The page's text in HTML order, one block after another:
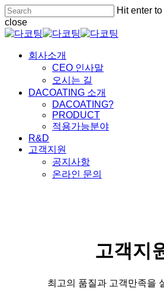
Skip
to
main
content
Hit enter
close
Close
Menu
회사소개
CEO 인사말
오시는 길
DACOATING 소개
DACOATING?
PRODUCT
적용가능분야
R&D
고객지원
공지사항
온라인 문의
고객지
최고의 품질과 고객만족을